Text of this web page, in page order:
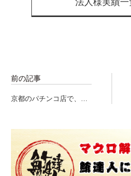
法人様実績一
前の記事
京都のパチンコ店で、マ